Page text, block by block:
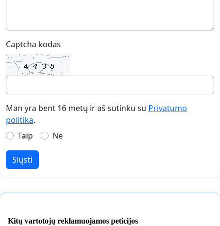
Captcha kodas
Man yra bent 16 metų ir aš sutinku su Privatumo
politika.
Taip
Ne
Siųsti
Kitų vartotojų reklamuojamos peticijos